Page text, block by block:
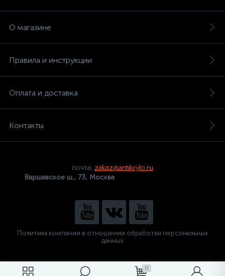
0
О магазине
Правила и инструкции
Оплата и доставка
Контакты
почта: zakaz@antikrylo.ru
Варшавское ш., 73, Москва
Политика компании в отношении обработки персональных
данных